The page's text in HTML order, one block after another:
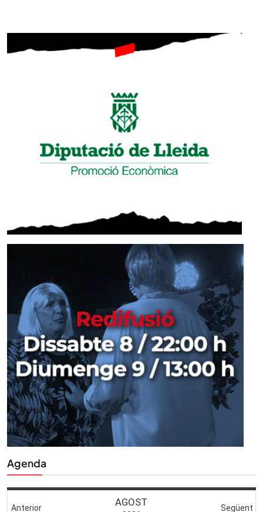
Agenda